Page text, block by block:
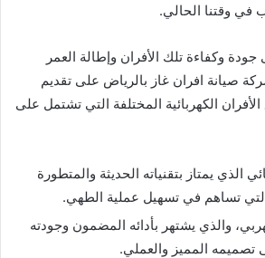
في وقتنا الحالي.
وكفاءة تلك الأفران وإطالة العمر
صيانة افران غاز بالرياض على تقديم
الكهربائية المختلفة التي تشتمل على
الذي يمتاز بتقنياته الحديثة والمتطورة
التي تساهم في تسهيل عملية الطهي.
والذي يشتهر بأدائه المضمون وجودته
تصميمه المميز والعملي.